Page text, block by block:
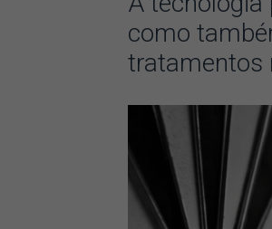
como
tratamentos